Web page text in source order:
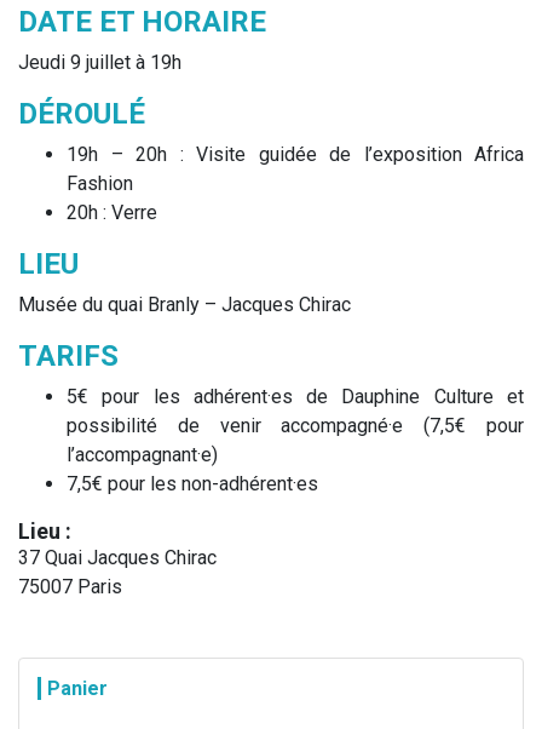
DATE ET HORAIRE
Jeudi 9 juillet à 19h
DÉROULÉ
19h – 20h : Visite guidée de l’exposition Africa
Fashion
20h : Verre
LIEU
Musée du quai Branly – Jacques Chirac
TARIFS
5€ pour les adhérent·es de Dauphine Culture et
possibilité de venir accompagné·e (7,5€ pour
l’accompagnant·e)
7,5€ pour les non-adhérent·es
Lieu :
37 Quai Jacques Chirac
75007 Paris
Panier